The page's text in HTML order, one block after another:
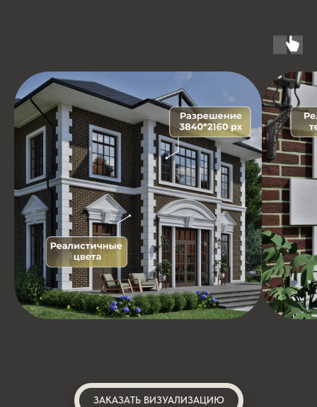
ЗАКАЗАТЬ ВИЗУАЛИЗАЦИЮ